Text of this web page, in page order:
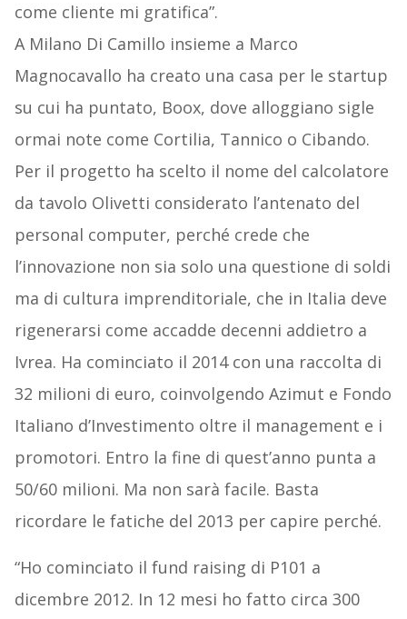
come cliente mi gratifica”.
A Milano Di Camillo insieme a Marco
Magnocavallo ha creato una casa per le startup
su cui ha puntato, Boox, dove alloggiano sigle
ormai note come Cortilia, Tannico o Cibando.
Per il progetto ha scelto il nome del calcolatore
da tavolo Olivetti considerato l’antenato del
personal computer, perché crede che
l’innovazione non sia solo una questione di soldi
ma di cultura imprenditoriale, che in Italia deve
rigenerarsi come accadde decenni addietro a
Ivrea. Ha cominciato il 2014 con una raccolta di
32 milioni di euro, coinvolgendo Azimut e Fondo
Italiano d’Investimento oltre il management e i
promotori. Entro la fine di quest’anno punta a
50/60 milioni. Ma non sarà facile. Basta
ricordare le fatiche del 2013 per capire perché.
“Ho cominciato il fund raising di P101 a
dicembre 2012. In 12 mesi ho fatto circa 300